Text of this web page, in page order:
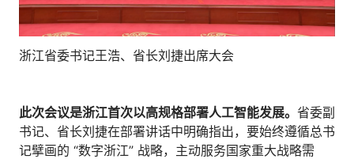
浙江省委书记王浩、省长刘捷出席大会
此次会议是浙江首次以高规格部署人工智能发展。 省委副
书记、省长刘捷在部署讲话中明确指出，要始终遵循总书
记擘画的 “数字浙江” 战略，主动服务国家重大战略需